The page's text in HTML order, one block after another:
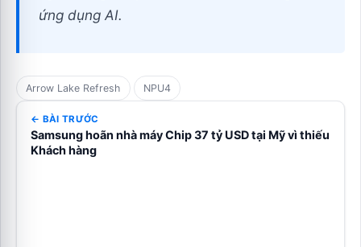
ứng dụng AI.
Arrow Lake Refresh NPU4
← BÀI TRƯỚC
Samsung hoãn nhà máy Chip 37 tỷ USD tại Mỹ vì thiếu
Khách hàng